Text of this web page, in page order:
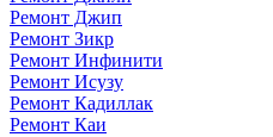
Ремонт Джип
Ремонт Зикр
Ремонт Инфинити
Ремонт Исузу
Ремонт Кадиллак
Ремонт Каи